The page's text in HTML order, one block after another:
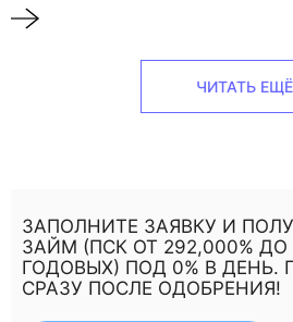
ЧИТАТЬ ЕЩЁ
ЗАПОЛНИТЕ ЗАЯВКУ И
ЗАЙМ (ПСК ОТ 292,000% ДО
ГОДОВЫХ) ПОД 0% В ДЕНЬ.
СРАЗУ ПОСЛЕ ОДОБРЕНИЯ!